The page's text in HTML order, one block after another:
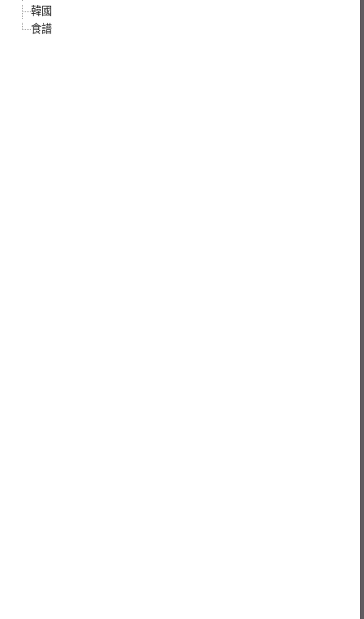
韓國
食譜